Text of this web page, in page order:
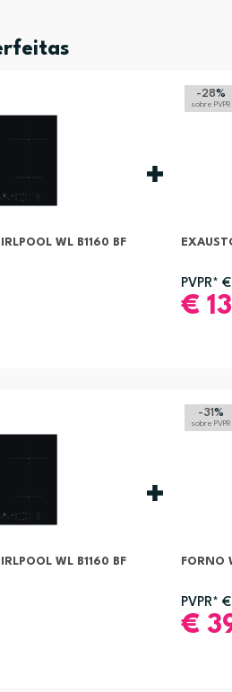
WL B1160 BF
-28%
sobre PVPR
PVPR* €
€
WL B1160 BF
-31%
sobre PVPR
FORNO
PVPR* €
€